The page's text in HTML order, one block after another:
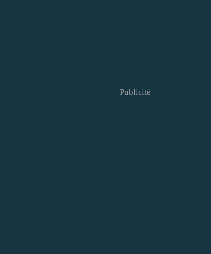
Publicité